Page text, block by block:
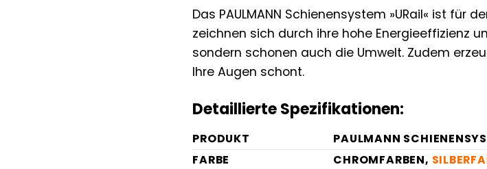
Das PAULMANN Schienensystem »URail« ist für
zeichnen sich durch ihre hohe Energieeffizienz
sondern schonen auch die Umwelt. Zudem
Ihre Augen schont.
Detaillierte Spezifikationen:
PRODUKT
PAULMANN
FARBE
CHROMFARBEN,